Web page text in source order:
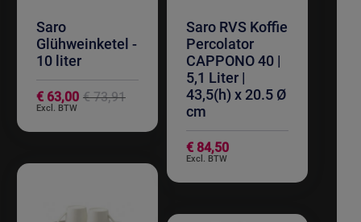
Saro
Glühweinketel -
10 liter
Price
€ 63,00 € 73,91
Saro RVS Koffie
Percolator
CAPPONO 40 |
5,1 Liter |
43,5(h) x 20.5 Ø
cm
€ 84,50